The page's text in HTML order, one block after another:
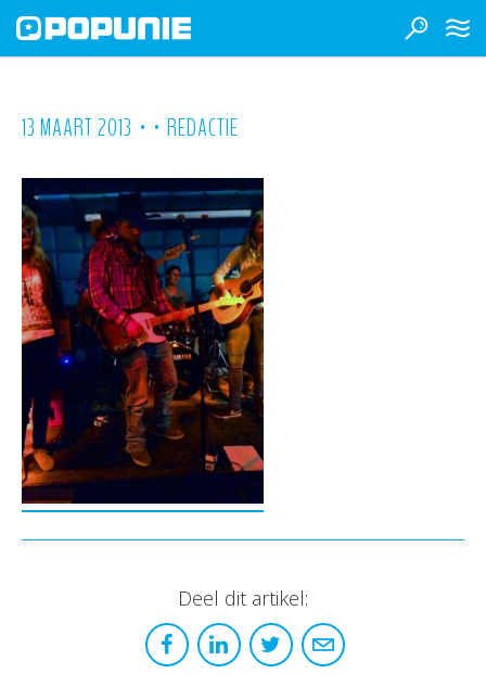
13 MAART 2013 • • REDACTIE
Deel dit artikel: